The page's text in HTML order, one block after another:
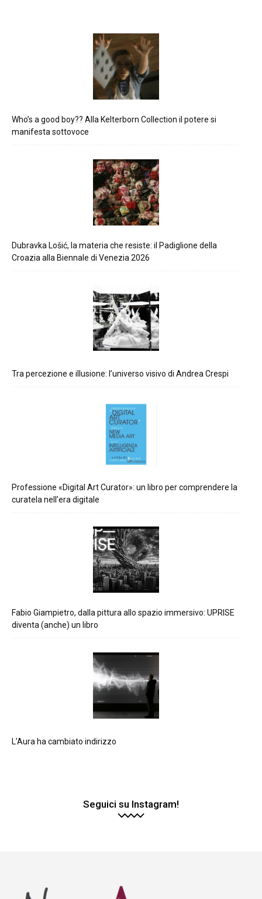
Who’s a good boy?? Alla Kelterborn Collection il potere si
manifesta sottovoce
Dubravka Lošić, la materia che resiste: il Padiglione della
Croazia alla Biennale di Venezia 2026
Tra percezione e illusione: l’universo visivo di Andrea Crespi
Professione «Digital Art Curator»: un libro per comprendere la
curatela nell’era digitale
Fabio Giampietro, dalla pittura allo spazio immersivo: UPRISE
diventa (anche) un libro
L’Aura ha cambiato indirizzo
Seguici su Instagram!